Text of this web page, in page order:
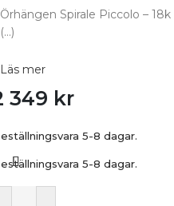
Örhängen Spirale Piccolo –
(…)
Läs mer
349 kr
5-8 dagar.
5-8 dagar.